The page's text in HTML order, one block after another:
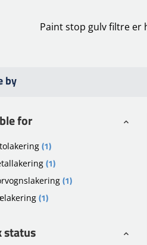
Paint stop gulv filtre er
by
for
(1)
(1)
(1)
(1)
status